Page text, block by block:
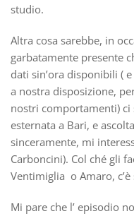
studio.
Altra cosa sarebbe, in
garbatamente presente
dati sin’ora disponibili (
a nostra disposizione,
nostri comportamenti) ci
esternata a Bari, e
sinceramente, mi
Carboncini). Col ché gli
Ventimiglia o Amaro,
Mi pare che l’ episodio